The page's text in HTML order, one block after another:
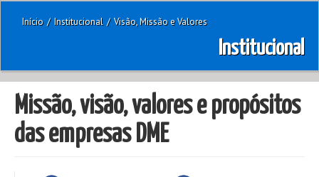
Início / Institucional / Visão, Missão e Valores
Institucional
Missão, visão, valores e propósitos
das empresas DME